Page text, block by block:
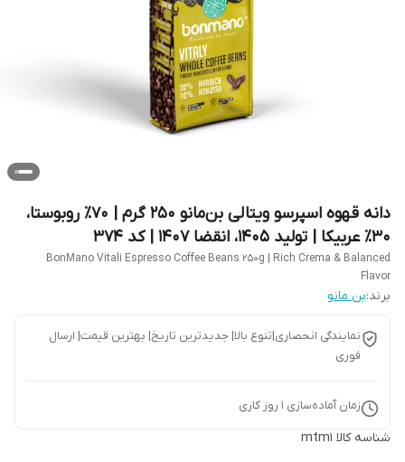
دانه قهوه اسپرسو ویتالی بن‌مانو 250 گرم | 70٪ روبوستا،
30٪ عربیکا | تولید 1405، انقضا 1407 | کد 374
BonMano Vitali Espresso Coffee Beans 250g | Rich Crema & Balanced
Flavor
برند:بن مانو
نمایندگی انحصاری|تنوع بالا| جدیدترین تاریخ| بهترین قیمت| ارسال
فوری
زمان آماده‌سازی 1 روز کاری
شناسه کالا mtm1